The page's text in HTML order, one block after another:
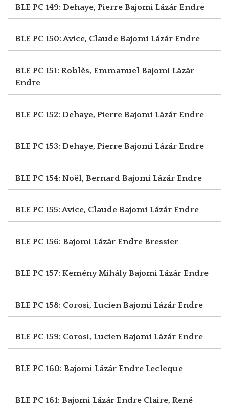
BLE PC 149: Dehaye, Pierre Bajomi Lázár Endre
BLE PC 150: Avice, Claude Bajomi Lázár Endre
BLE PC 151: Roblès, Emmanuel Bajomi Lázár
Endre
BLE PC 152: Dehaye, Pierre Bajomi Lázár Endre
BLE PC 153: Dehaye, Pierre Bajomi Lázár Endre
BLE PC 154: Noël, Bernard Bajomi Lázár Endre
BLE PC 155: Avice, Claude Bajomi Lázár Endre
BLE PC 156: Bajomi Lázár Endre Bressier
BLE PC 157: Kemény MihályBajomi Lázár Endre
BLE PC 158: Corosi, LucienBajomi Lázár Endre
BLE PC 159: Corosi, LucienBajomi Lázár Endre
BLE PC 160: Bajomi Lázár Endre Lecleque
BLE PC 161: Bajomi Lázár Endre Claire, René